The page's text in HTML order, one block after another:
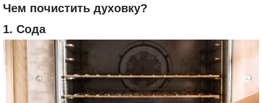
Чем почистить духовку?
1. Сода